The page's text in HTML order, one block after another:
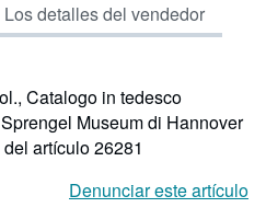
Los detalles del vendedor
Catalogo in tedesco
Museum di Hannover
del artículo 26281
Denunciar este artículo